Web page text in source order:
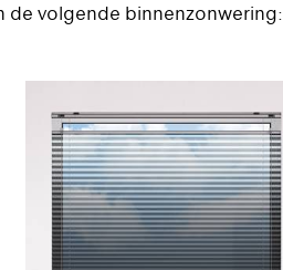
de volgende binnenzonwering: